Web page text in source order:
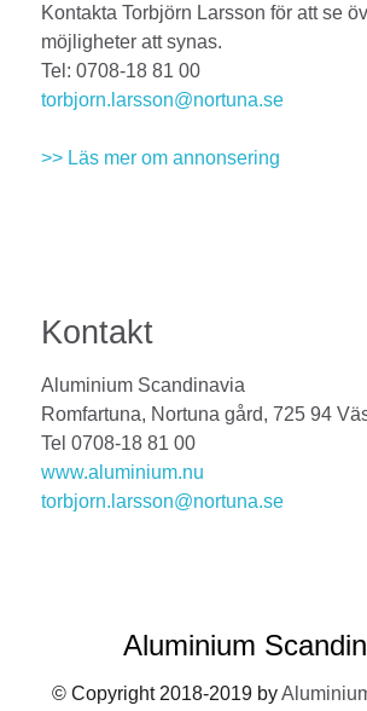
Kontakta Torbjörn Larsson för att se
möjligheter att synas.
Tel: 0708-18 81 00
torbjorn.larsson@nortuna.se
>> Läs mer om annonsering
Kontakt
Aluminium Scandinavia
Romfartuna, Nortuna gård, 725 94
Tel 0708-18 81 00
www.aluminium.nu
torbjorn.larsson@nortuna.se
Aluminium
© Copyright 2018-2019 by